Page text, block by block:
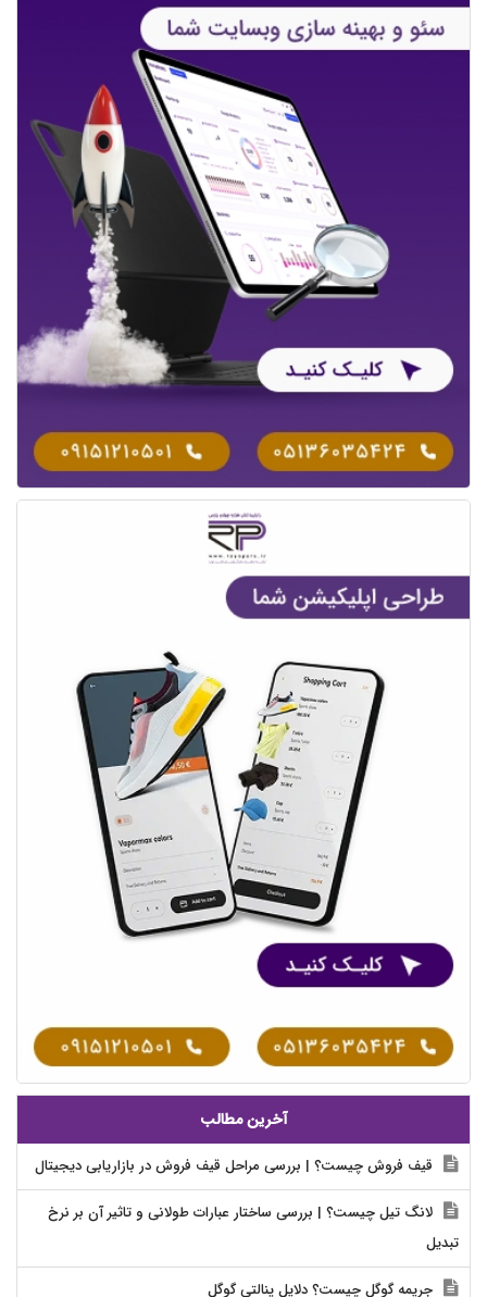
آخرین مطالب
قیف فروش چیست؟ | بررسی مراحل قیف فروش در بازاریابی دیجیتال
لانگ تیل چیست؟ | بررسی ساختار عبارات طولانی و تاثیر آن بر نرخ
تبدیل
جریمه گوگل چیست؟ دلایل پنالتی گوگل